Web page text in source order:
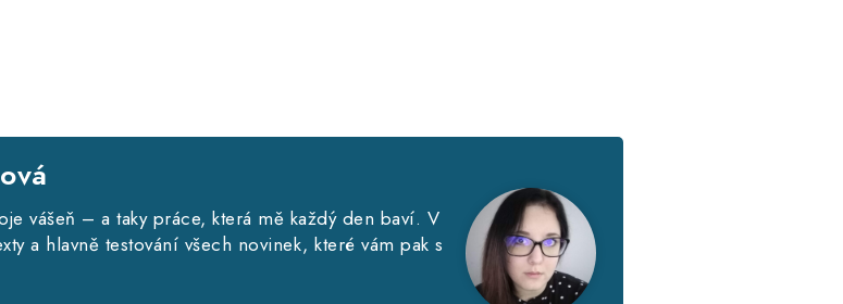
vášeň – a taky práce, která mě každý den baví. V
a hlavně testování všech novinek, které vám pak s